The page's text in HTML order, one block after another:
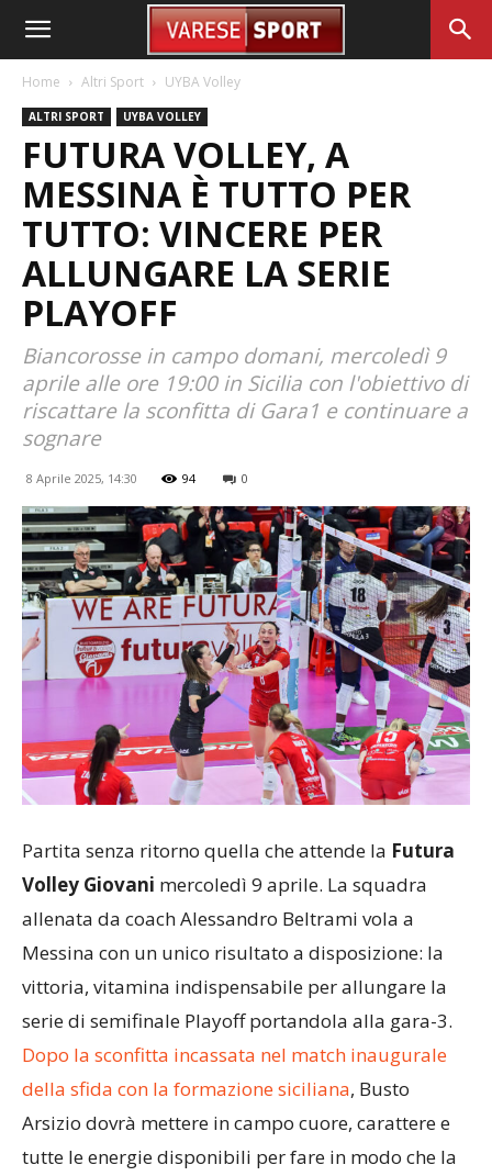
Home Altri Sport UYBA Volley
ALTRI SPORT UYBA VOLLEY
FUTURA VOLLEY, A
MESSINA È TUTTO PER
TUTTO: VINCERE PER
ALLUNGARE LA SERIE
PLAYOFF
Biancorosse in campo domani, mercoledì 9
aprile alle ore 19:00 in Sicilia con l'obiettivo di
riscattare la sconfitta di Gara1 e continuare a
sognare
8 Aprile 2025, 14:30 94 0
Partita senza ritorno quella che attende la Futura
Volley Giovani mercoledì 9 aprile. La squadra
allenata da coach Alessandro Beltrami vola a
Messina con un unico risultato a disposizione: la
vittoria, vitamina indispensabile per allungare la
serie di semifinale Playoff portandola alla gara-3.
Dopo la sconfitta incassata nel match inaugurale
della sfida con la formazione siciliana, Busto
Arsizio dovrà mettere in campo cuore, carattere e
tutte le energie disponibili per fare in modo che la